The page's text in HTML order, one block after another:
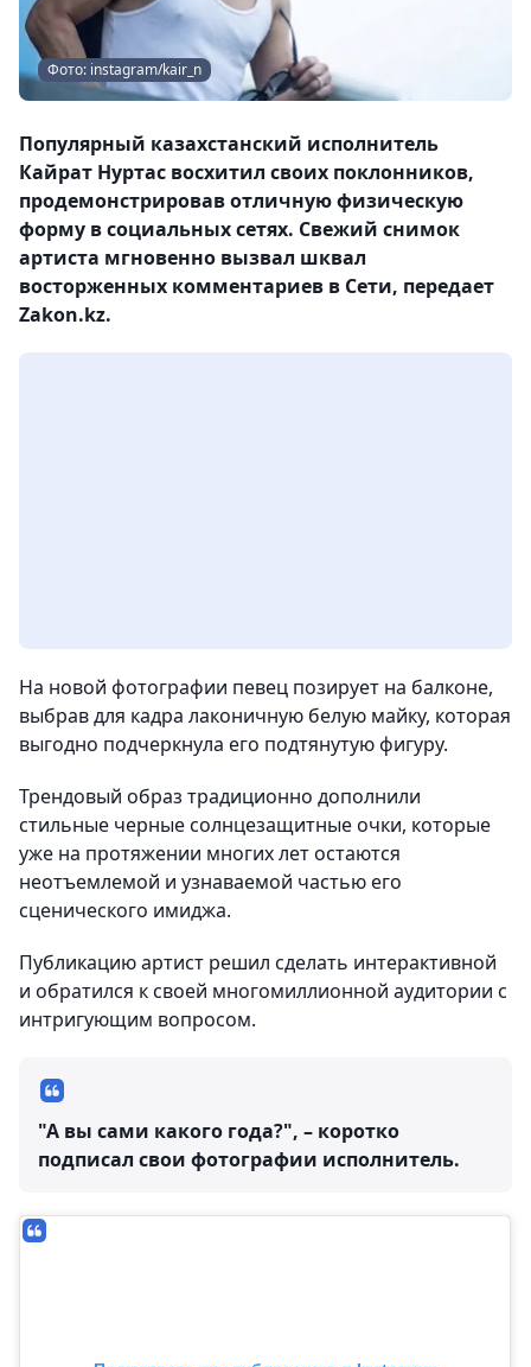
Фото: instagram/kair_n
Популярный казахстанский исполнитель
Кайрат Нуртас восхитил своих поклонников,
продемонстрировав отличную физическую
форму в социальных сетях. Свежий снимок
артиста мгновенно вызвал шквал
восторженных комментариев в Сети, передает
Zakon.kz.
На новой фотографии певец позирует на балконе,
выбрав для кадра лаконичную белую майку, которая
выгодно подчеркнула его подтянутую фигуру.
Трендовый образ традиционно дополнили
стильные черные солнцезащитные очки, которые
уже на протяжении многих лет остаются
неотъемлемой и узнаваемой частью его
сценического имиджа.
Публикацию артист решил сделать интерактивной
и обратился к своей многомиллионной аудитории с
интригующим вопросом.
"А вы сами какого года?", – коротко
подписал свои фотографии исполнитель.